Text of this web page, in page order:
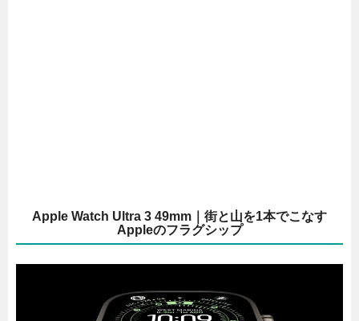
Apple Watch Ultra 3 49mm｜街と山を1本でこなす
Appleのフラグシップ